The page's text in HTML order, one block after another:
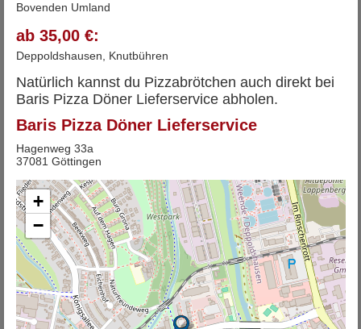
Bovenden Umland
ab 35,00 €:
Deppoldshausen, Knutbühren
Natürlich kannst du Pizzabrötchen auch direkt bei
Baris Pizza Döner Lieferservice abholen.
Baris Pizza Döner Lieferservice
Hagenweg 33a
37081 Göttingen
+
−